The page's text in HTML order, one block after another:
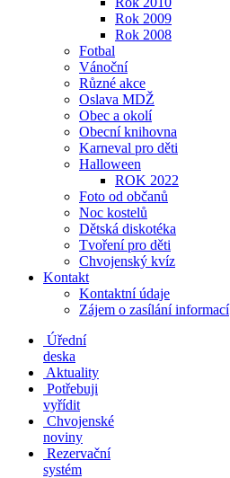
Rok 2009
Rok 2008
Fotbal
Vánoční
Různé akce
Oslava MDŽ
Obec a okolí
Obecní knihovna
Karneval pro děti
Halloween
ROK 2022
Foto od občanů
Noc kostelů
Dětská diskotéka
Tvoření pro děti
Chvojenský kvíz
Kontakt
Kontaktní údaje
Zájem o zasílání informací
Úřední
deska
Aktuality
Potřebuji
vyřídit
Chvojenské
noviny
Rezervační
systém